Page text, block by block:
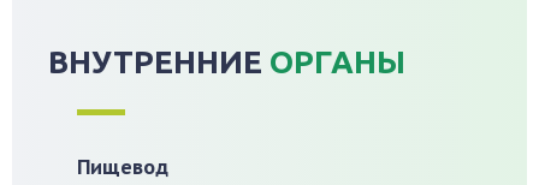
ВНУТРЕННИЕ ОРГАНЫ
Пищевод